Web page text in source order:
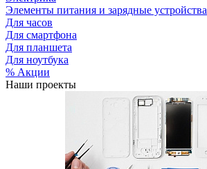
Элементы питания и зарядные устройства
Для часов
Для смартфона
Для планшета
Для ноутбука
% Акции
Наши проекты